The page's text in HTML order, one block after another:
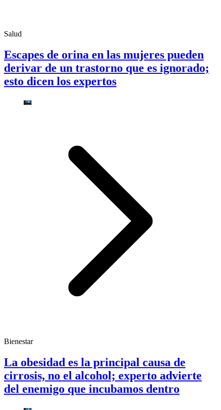
Salud
Escapes de orina en las mujeres pueden
derivar de un trastorno que es ignorado;
esto dicen los expertos
Bienestar
La obesidad es la principal causa de
cirrosis, no el alcohol; experto advierte
del enemigo que incubamos dentro